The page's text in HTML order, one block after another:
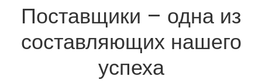
Поставщики – одна из
составляющих нашего
успеха